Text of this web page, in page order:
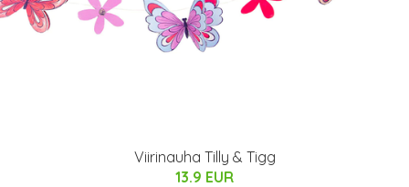
Viirinauha Tilly & Tigg
13.9 EUR